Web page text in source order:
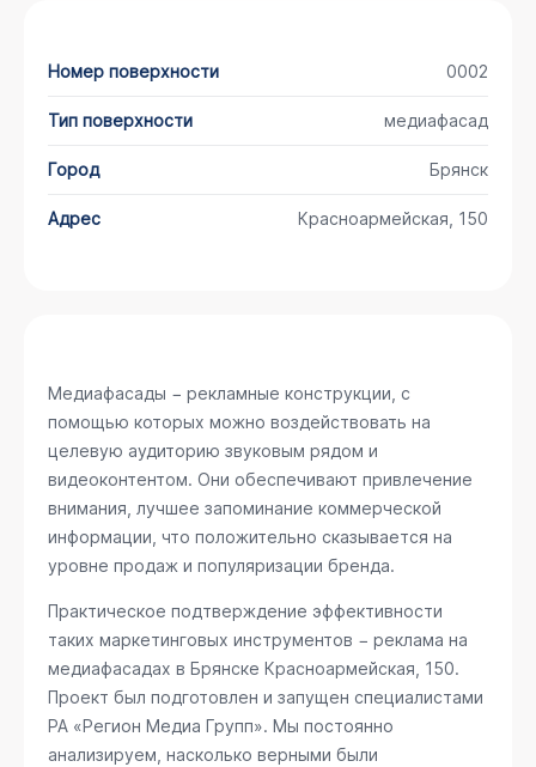
Номер поверхности 0002
Тип поверхности медиафасад
Город Брянск
Адрес Красноармейская, 150
Медиафасады − рекламные конструкции, с
помощью которых можно воздействовать на
целевую аудиторию звуковым рядом и
видеоконтентом. Они обеспечивают привлечение
внимания, лучшее запоминание коммерческой
информации, что положительно сказывается на
уровне продаж и популяризации бренда.
Практическое подтверждение эффективности
таких маркетинговых инструментов − реклама на
медиафасадах в Брянске Красноармейская, 150.
Проект был подготовлен и запущен специалистами
РА «Регион Медиа Групп». Мы постоянно
анализируем, насколько верными были